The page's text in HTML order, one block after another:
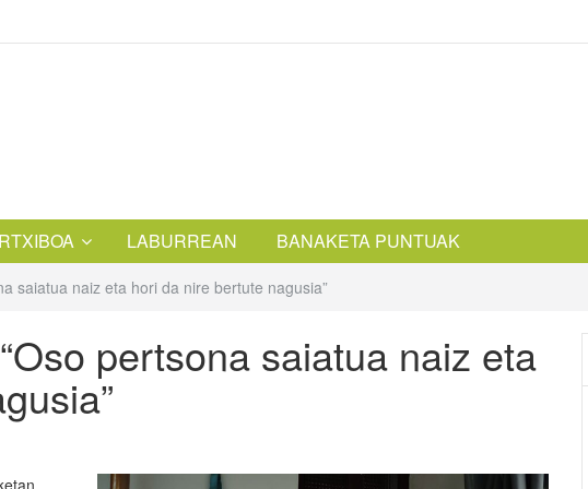
LABURREAN BANAKETA PUNTUAK
saiatua naiz eta hori da nire bertute nagusia”
pertsona saiatua naiz eta